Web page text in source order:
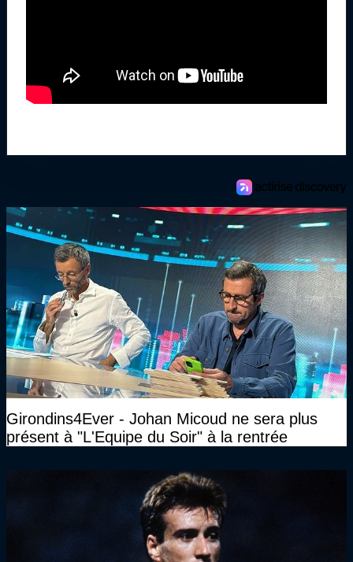
Girondins4Ever - Johan Micoud ne sera plus
présent à "L'Equipe du Soir" à la rentrée